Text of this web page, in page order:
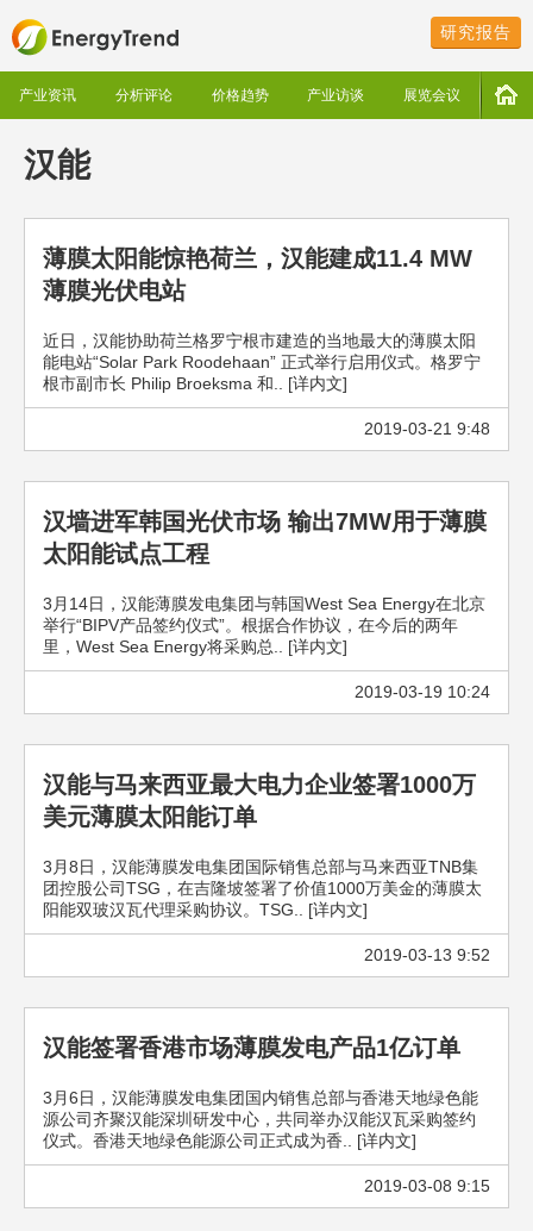
研究报告
产业资讯 分析评论 价格趋势 产业访谈 展览会议
汉能
薄膜太阳能惊艳荷兰，汉能建成11.4 MW
薄膜光伏电站
近日，汉能协助荷兰格罗宁根市建造的当地最大的薄膜太阳
能电站“Solar Park Roodehaan” 正式举行启用仪式。格罗宁
根市副市长 Philip Broeksma 和.. [详内文]
2019-03-21 9:48
汉墙进军韩国光伏市场 输出7MW用于薄膜
太阳能试点工程
3月14日，汉能薄膜发电集团与韩国West Sea Energy在北京
举行“BIPV产品签约仪式”。根据合作协议，在今后的两年
里，West Sea Energy将采购总.. [详内文]
2019-03-19 10:24
汉能与马来西亚最大电力企业签署1000万
美元薄膜太阳能订单
3月8日，汉能薄膜发电集团国际销售总部与马来西亚TNB集
团控股公司TSG，在吉隆坡签署了价值1000万美金的薄膜太
阳能双玻汉瓦代理采购协议。TSG.. [详内文]
2019-03-13 9:52
汉能签署香港市场薄膜发电产品1亿订单
3月6日，汉能薄膜发电集团国内销售总部与香港天地绿色能
源公司齐聚汉能深圳研发中心，共同举办汉能汉瓦采购签约
仪式。香港天地绿色能源公司正式成为香.. [详内文]
2019-03-08 9:15